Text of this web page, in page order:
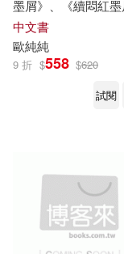
細音啓(16)
藍敦(16)
《簡帛書法
えぞぎんぎつ
華東師範大
譯林出版社
廈門大學出
西南交通大
墨屑》、《續悶紅
要線索
中文書
歐純純
9 折 $558 $620
試閱